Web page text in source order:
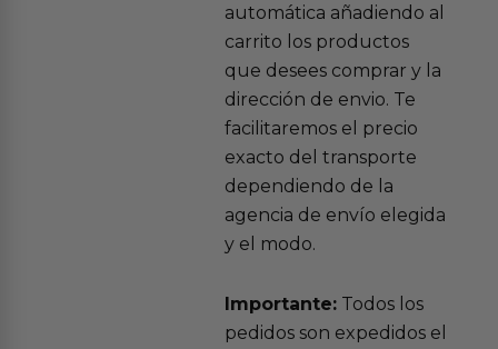
automática añadiendo al
carrito los productos
que desees comprar y la
dirección de envio. Te
facilitaremos el precio
exacto del transporte
dependiendo de la
agencia de envío elegida
y el modo.
Importante:Todos los
pedidos son expedidos el